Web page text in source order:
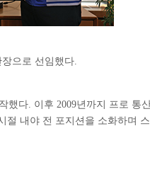
으로 선임했다.
했다. 이후 2009년까지 프로 통
절 내야 전 포지션을 소화하며